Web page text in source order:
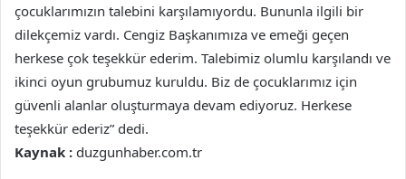
çocuklarımızın talebini karşılamıyordu. Bununla ilgili bir
dilekçemiz vardı. Cengiz Başkanımıza ve emeği geçen
herkese çok teşekkür ederim. Talebimiz olumlu karşılandı ve
ikinci oyun grubumuz kuruldu. Biz de çocuklarımız için
güvenli alanlar oluşturmaya devam ediyoruz. Herkese
teşekkür ederiz” dedi.
Kaynak : duzgunhaber.com.tr